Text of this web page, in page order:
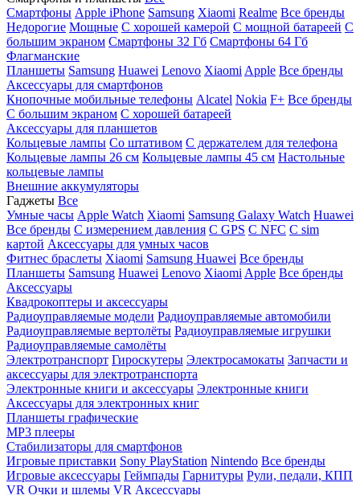
Смартфоны Apple iPhone Samsung Xiaomi Realme Все бренды
Недорогие Мощные С хорошей камерой С мощной батареей С
большим экраном Смартфоны 32 Гб Смартфоны 64 Гб
Флагманские
Планшеты Samsung Huawei Lenovo Xiaomi Apple Все бренды
Аксессуары для смартфонов
Кнопочные мобильные телефоны Alcatel Nokia F+ Все бренды
С большим экраном С хорошей батареей
Аксессуары для планшетов
Кольцевые лампы Со штативом C держателем для телефона
Кольцевые лампы 26 см Кольцевые лампы 45 см Настольные
кольцевые лампы
Внешние аккумуляторы
Гаджеты Все
Умные часы Apple Watch Xiaomi Samsung Galaxy Watch Huawei
Все бренды C измерением давления C GPS C NFC C sim
картой Аксессуары для умных часов
Фитнес браслеты Xiaomi Samsung Huawei Все бренды
Планшеты Samsung Huawei Lenovo Xiaomi Apple Все бренды
Аксессуары
Квадрокоптеры и аксессуары
Радиоуправляемые модели Радиоуправляемые автомобили
Радиоуправляемые вертолёты Радиоуправляемые игрушки
Радиоуправляемые самолёты
Электротранспорт Гироскутеры Электросамокаты Запчасти и
аксессуары для электротранспорта
Электронные книги и аксессуары Электронные книги
Аксессуары для электронных книг
Планшеты графические
MP3 плееры
Стабилизаторы для смартфонов
Игровые приставки Sony PlayStation Nintendo Все бренды
Игровые аксессуары Геймпады Гарнитуры Рули, педали, КПП
VR Очки и шлемы VR Аксессуары